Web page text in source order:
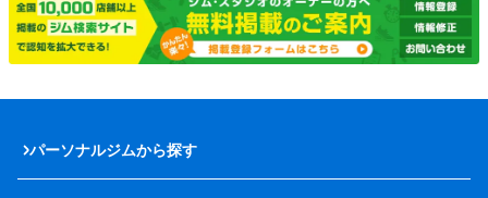
パーソナルジムから探す